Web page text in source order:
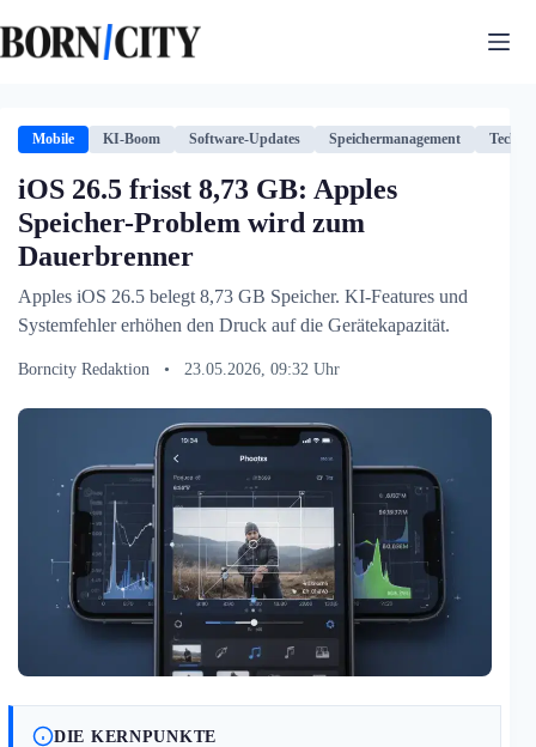
Inhalt
springen
Mobile KI-Boom Software-Updates Speichermanagement
iOS 26.5 frisst 8,73 GB: Apples
Speicher-Problem wird zum
Dauerbrenner
Apples iOS 26.5 belegt 8,73 GB Speicher. KI-Features und
Systemfehler erhöhen den Druck auf die Gerätekapazität.
Borncity Redaktion • 23.05.2026, 09:32 Uhr
DIE KERNPUNKTE